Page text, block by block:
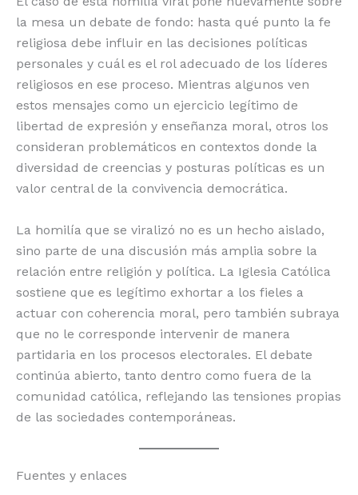
la mesa un debate de fondo: hasta qué punto la fe
religiosa debe influir en las decisiones políticas
personales y cuál es el rol adecuado de los líderes
religiosos en ese proceso. Mientras algunos ven
estos mensajes como un ejercicio legítimo de
libertad de expresión y enseñanza moral, otros los
consideran problemáticos en contextos donde la
diversidad de creencias y posturas políticas es un
valor central de la convivencia democrática.
La homilía que se viralizó no es un hecho aislado,
sino parte de una discusión más amplia sobre la
relación entre religión y política. La Iglesia Católica
sostiene que es legítimo exhortar a los fieles a
actuar con coherencia moral, pero también subraya
que no le corresponde intervenir de manera
partidaria en los procesos electorales. El debate
continúa abierto, tanto dentro como fuera de la
comunidad católica, reflejando las tensiones propias
de las sociedades contemporáneas.
Fuentes y enlaces